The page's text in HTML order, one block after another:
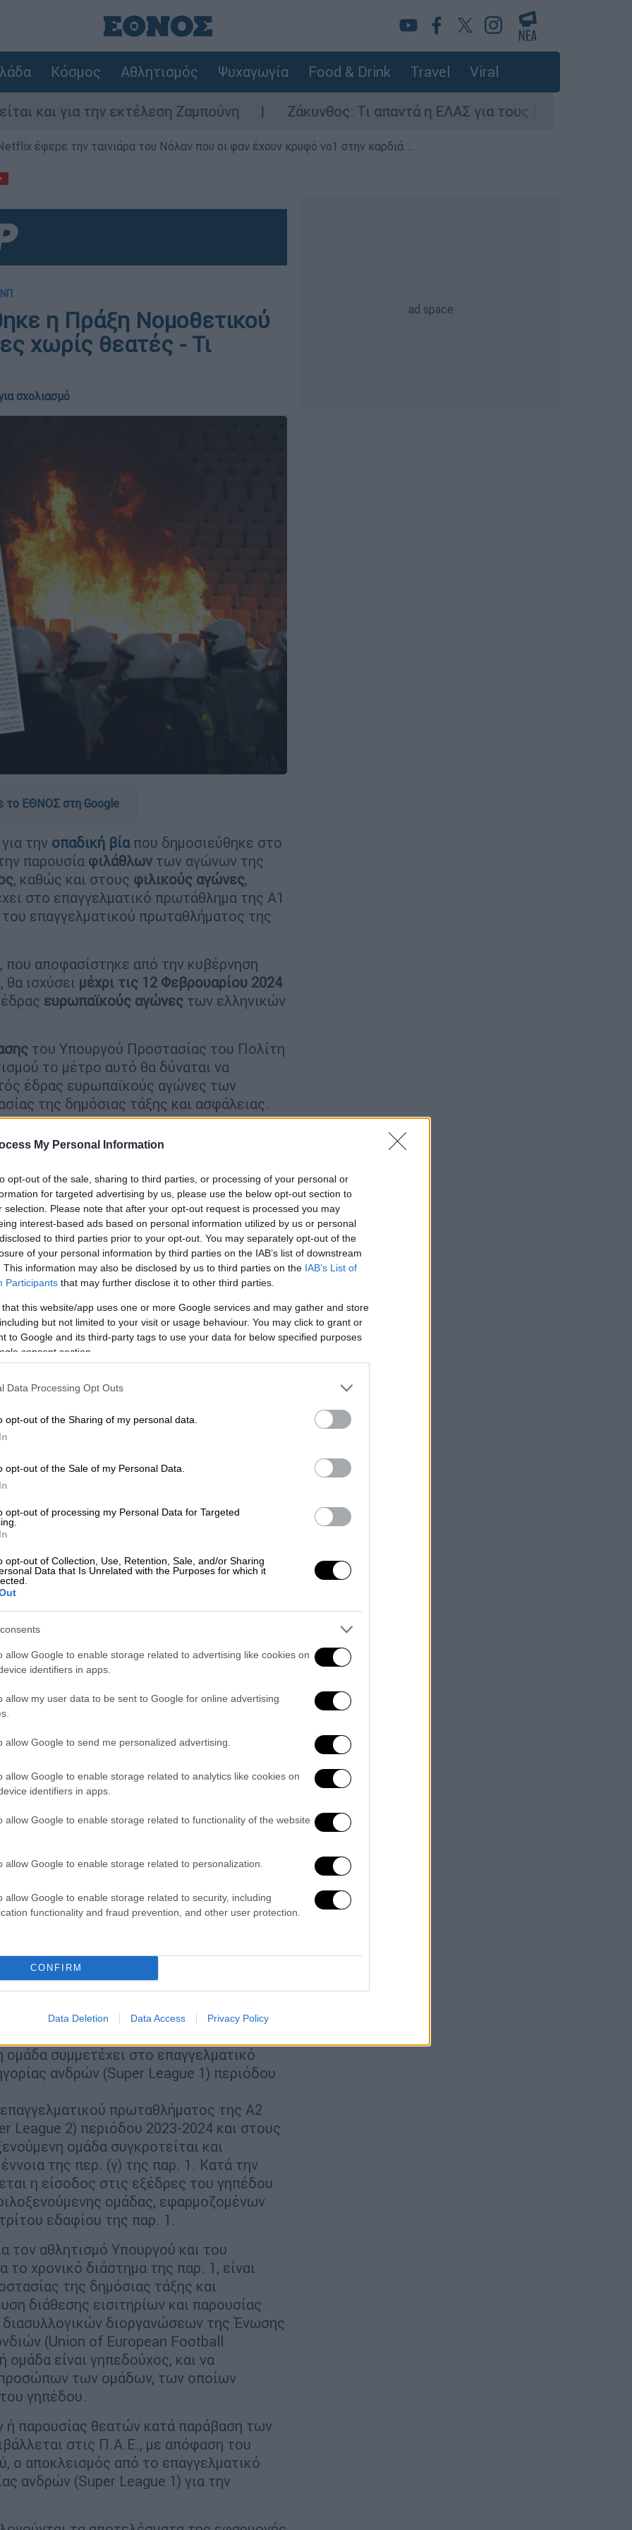
My Personal Information
opt-out of the sale, sharing to third parties, or processing of your personal or
for targeted advertising by us, please use the below opt-out section to
selection. Please note that after your opt-out request is processed you may
interest-based ads based on personal information utilized by us or personal
to third parties prior to your opt-out. You may separately opt-out of the
of your personal information by third parties on the IAB’s list of downstream
This information may also be disclosed by us to third parties on the IAB’s List of
Participants that may further disclose it to other third parties.
that this website/app uses one or more Google services and may gather and store
but not limited to your visit or usage behaviour. You may click to grant or
to Google and its third-party tags to use your data for below specified purposes
consent section.
Data Processing Opt Outs
opt-out of the Sharing of my personal data.
opt-out of the Sale of my Personal Data.
opt-out of processing my Personal Data for Targeted
opt-out of Collection, Use, Retention, Sale, and/or Sharing
Data that Is Unrelated with the Purposes for which it
allow Google to enable storage related to advertising like cookies on
identifiers in apps.
allow my user data to be sent to Google for online advertising
allow Google to send me personalized advertising.
allow Google to enable storage related to analytics like cookies on
identifiers in apps.
allow Google to enable storage related to functionality of the website
allow Google to enable storage related to personalization.
allow Google to enable storage related to security, including
functionality and fraud prevention, and other user protection.
CONFIRM
Data Deletion Data Access Privacy Policy
Κόσμος Αθλητισμός Ψυχαγωγία Food & Drink Travel Viral
την εκτέλεση Ζαμπούνη Ζάκυνθος: Τι απαντά η ΕΛΑΣ για τους 8 βιασμούς τουριστριών
έφερε την ταινιάρα του Νόλαν που οι φαν έχουν κρυφό νο1 στην καρδιά...
η Πράξη Νομοθετικού
χωρίς θεατές - Τι
σχολιασμό
το ΕΘΝΟΣ στη Google
για την οπαδική βίαπου δημοσιεύθηκε στο
παρουσία φιλάθλων των αγώνων της
, καθώς και στους φιλικούς αγώνες,
στο επαγγελματικό πρωτάθλημα της Α1
επαγγελματικού πρωταθλήματος της
που αποφασίστηκε από την κυβέρνηση
ισχύσει μέχρι τις 12 Φεβρουαρίου 2024
ευρωπαϊκούς αγώνες των ελληνικών
του Υπουργού Προστασίας του Πολίτη
το μέτρο αυτό θα δύναται να
έδρας ευρωπαϊκούς αγώνες των
της δημόσιας τάξης και ασφάλειας.
video
και παρουσίας θεατών σε
λόγους προστασίας της δημόσιας τάξης
της παρούσας έως και τις 12
εισιτηρίων και η παρουσία θεατών
της Α1 εθνικής κατηγορίας ανδρών
στους φιλικούς αγώνες, εφόσον η
επαγγελματικό πρωτάθλημα της Α1
League 1) περιόδου 2023-2024,
της Α2 εθνικής κατηγορίας ανδρών
καθώς και στους φιλικούς αγώνες,
και διατηρείται ως δεύτερη
Εταιρείας (Π.Α.Ε.) που είναι
της παρ. 1 του άρθρου 97 του ν.
108Β του ν. 2725/1999.
η είσοδος στις εξέδρες του
ομάδας, υπό την προϋπόθεση ότι οι
Συμβουλίου ή κατέχουν
αριθμό δεν συμπεριλαμβάνονται οι
Αγώνα.
χωρίς θεατές που έχουν επιβληθεί
επιβάλλονται κατά το χρονικό διάστημα
και τις 12 Φεβρουαρίου 2024.
η διάθεση εισιτηρίων στη
Ελλάδος και στους φιλικούς
συμμετέχει στο επαγγελματικό
ανδρών (Super League 1) περιόδου
πρωταθλήματος της Α2
League 2) περιόδου 2023-2024 και στους
ομάδα συγκροτείται και
της περ. (γ) της παρ. 1. Κατά την
η είσοδος στις εξέδρες του γηπέδου
ομάδας, εφαρμοζομένων
εδαφίου της παρ. 1.
τον αθλητισμό Υπουργού και του
χρονικό διάστημα της παρ. 1, είναι
της δημόσιας τάξης και
διάθεσης εισιτηρίων και παρουσίας
διοργανώσεων της Ένωσης
(Union of European Football
είναι γηπεδούχος, και να
των ομάδων, των οποίων
γηπέδου.
ή παρουσίας θεατών κατά παράβαση των
στις Π.Α.Ε., με απόφαση του
ο αποκλεισμός από το επαγγελματικό
ανδρών (Super League 1) για την